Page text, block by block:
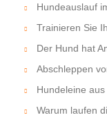
Hundeauslauf
Trainieren Sie
Der Hund hat
Abschleppen
Hundeleine
Warum laufen